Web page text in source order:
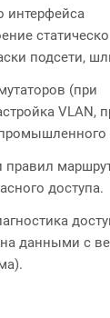
интерфейса
подсети,
(при
VLAN,
правил
доступа.
данными с